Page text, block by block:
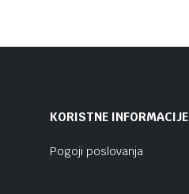
KORISTNE INFORMACIJE
Pogoji poslovanja